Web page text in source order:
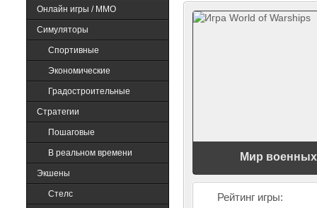
Doom 3: BFG Edition
Мир
Рейтинг игры:
Онлайн игры / MMO
Симуляторы
Спортивные
Экономические
Градостроительные
Стратегии
Пошаговые
В реальном времени
Экшены
Cтелс